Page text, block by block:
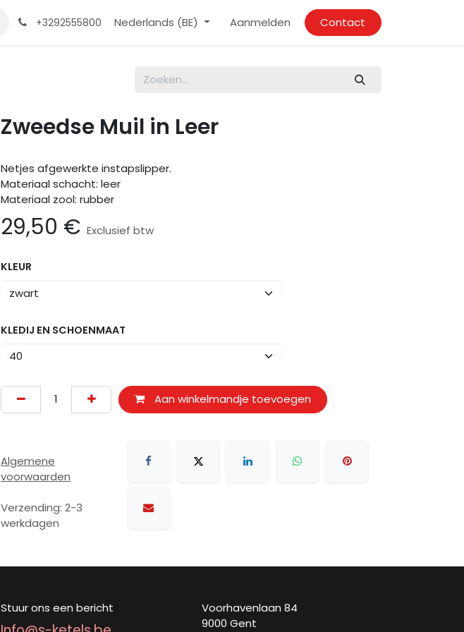
+3292555800 Nederlands (BE) Aanmelden Contact
Zweedse Muil in Leer
Netjes afgewerkte instapslipper.
Materiaal schacht: leer
Materiaal zool: rubber
29,50 € Exclusief btw
KLEUR
KLEDIJ EN SCHOENMAAT
Aan winkelmandje toevoegen
Algemene
voorwaarden
Verzending: 2-3
werkdagen
Stuur ons een bericht
Voorhavenlaan 84
9000 Gent